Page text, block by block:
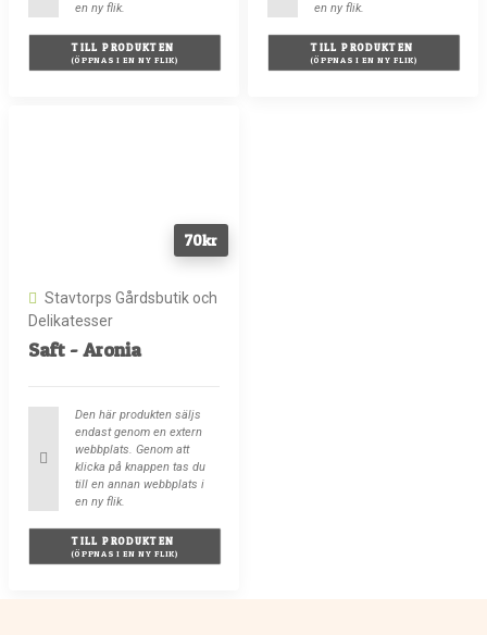
en ny flik.
TILL PRODUKTEN
(ÖPPNAS I EN NY FLIK)
en ny flik.
TILL PRODUKTEN
(ÖPPNAS I EN NY FLIK)
70kr
Stavtorps Gårdsbutik och
Delikatesser
Saft - Aronia
Den här produkten säljs
endast genom en extern
webbplats. Genom att
klicka på knappen tas du
till en annan webbplats i
en ny flik.
TILL PRODUKTEN
(ÖPPNAS I EN NY FLIK)